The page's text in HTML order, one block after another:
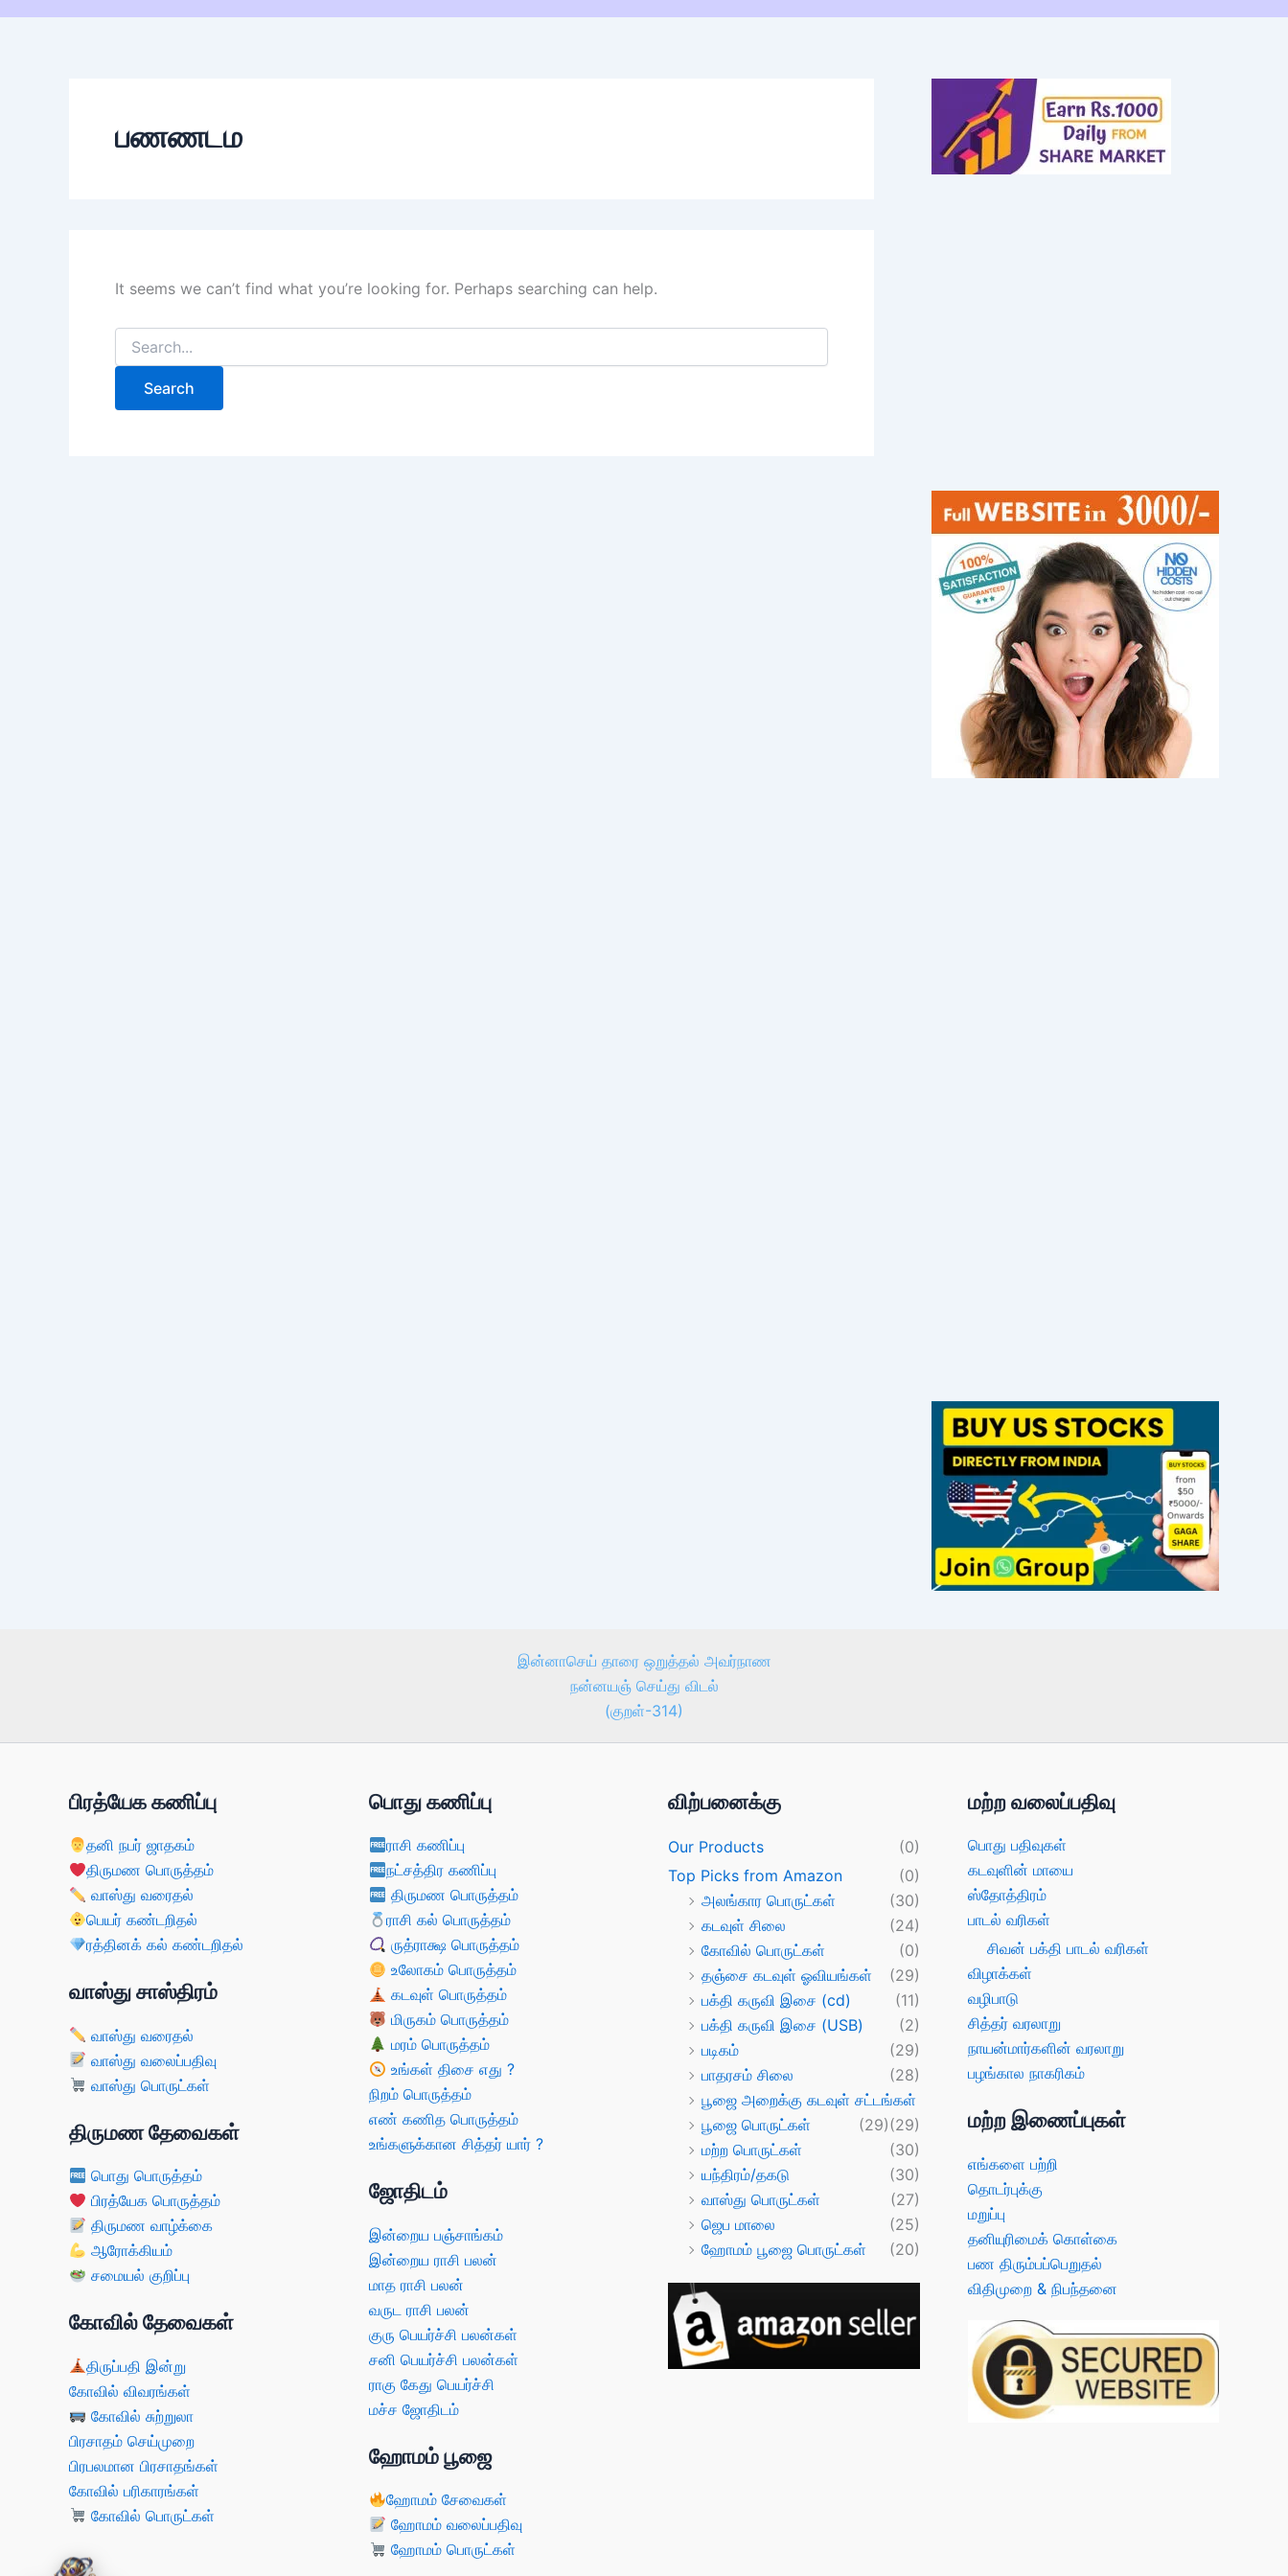
பணணடம
It seems we can’t find what you’re looking for. Perhaps searching can help.
இன்னாசெய் தாரை ஒறுத்தல் அவர்நாண
நன்னயஞ் செய்து விடல்
(குறள்-314)
பிரத்யேக கணிப்பு
தனி நபர் ஜாதகம்
திருமண பொருத்தம்
வாஸ்து வரைதல்
பெயர் கண்டறிதல்
ரத்தினக் கல் கண்டறிதல்
வாஸ்து சாஸ்திரம்
வாஸ்து வரைதல்
வாஸ்து வலைப்பதிவு
வாஸ்து பொருட்கள்
திருமண தேவைகள்
பொது பொருத்தம்
பிரத்யேக பொருத்தம்
திருமண வாழ்க்கை
ஆரோக்கியம்
சமையல் குறிப்பு
கோவில் தேவைகள்
திருப்பதி இன்று
கோவில் விவரங்கள்
கோவில் சுற்றுலா
பிரசாதம் செய்முறை
பிரபலமான பிரசாதங்கள்
கோவில் பரிகாரங்கள்
கோவில் பொருட்கள்
பொது கணிப்பு
ராசி கணிப்பு
நட்சத்திர கணிப்பு
திருமண பொருத்தம்
ராசி கல் பொருத்தம்
ருத்ராக்ஷ பொருத்தம்
உலோகம் பொருத்தம்
கடவுள் பொருத்தம்
மிருகம் பொருத்தம்
மரம் பொருத்தம்
உங்கள் திசை எது ?
நிறம் பொருத்தம்
எண் கணித பொருத்தம்
உங்களுக்கான சித்தர் யார் ?
ஜோதிடம்
இன்றைய பஞ்சாங்கம்
இன்றைய ராசி பலன்
மாத ராசி பலன்
வருட ராசி பலன்
குரு பெயர்ச்சி பலன்கள்
சனி பெயர்ச்சி பலன்கள்
ராகு கேது பெயர்ச்சி
மச்ச ஜோதிடம்
ஹோமம் பூஜை
ஹோமம் சேவைகள்
ஹோமம் வலைப்பதிவு
ஹோமம் பொருட்கள்
விற்பனைக்கு
Our Products
(0)
Top Picks from Amazon
(0)
அலங்கார பொருட்கள்
(30)
கடவுள் சிலை
(24)
கோவில் பொருட்கள்
(0)
தஞ்சை கடவுள் ஓவியங்கள்
(29)
பக்தி கருவி இசை (cd)
(11)
பக்தி கருவி இசை (USB)
(2)
படிகம்
(29)
பாதரசம் சிலை
(28)
பூஜை அறைக்கு கடவுள் சட்டங்கள்
(29)
பூஜை பொருட்கள்
(29)
மற்ற பொருட்கள்
(30)
யந்திரம்/தகடு
(30)
வாஸ்து பொருட்கள்
(27)
ஜெப மாலை
(25)
ஹோமம் பூஜை பொருட்கள்
(20)
மற்ற வலைப்பதிவு
பொது பதிவுகள்
கடவுளின் மாயை
ஸ்தோத்திரம்
பாடல் வரிகள்
சிவன் பக்தி பாடல் வரிகள்
விழாக்கள்
வழிபாடு
சித்தர் வரலாறு
நாயன்மார்களின் வரலாறு
பழங்கால நாகரிகம்
மற்ற இணைப்புகள்
எங்களை பற்றி
தொடர்புக்கு
மறுப்பு
தனியுரிமைக் கொள்கை
பண திரும்பப்பெறுதல்
விதிமுறை & நிபந்தனை